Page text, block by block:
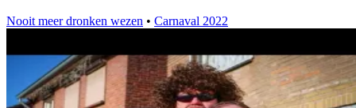
Nooit meer dronken wezen • Carnaval 2022